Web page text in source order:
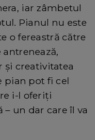
iar zâmbetul
Pianul nu este
o fereastră către
creativitatea
pian pot fi cel
i-l oferiți
un dar care îl va